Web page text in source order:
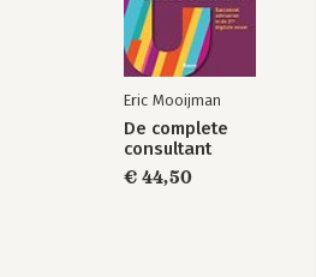
Eric Mooijman
De complete
consultant
€ 44,50